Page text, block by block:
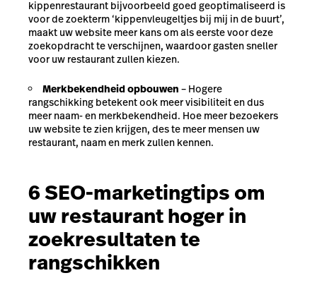
kippenrestaurant bijvoorbeeld goed geoptimaliseerd is
voor de zoekterm ‘kippenvleugeltjes bij mij in de buurt’,
maakt uw website meer kans om als eerste voor deze
zoekopdracht te verschijnen, waardoor gasten sneller
voor uw restaurant zullen kiezen.
Merkbekendheid opbouwen – Hogere
rangschikking betekent ook meer visibiliteit en dus
meer naam- en merkbekendheid. Hoe meer bezoekers
uw website te zien krijgen, des te meer mensen uw
restaurant, naam en merk zullen kennen.
6 SEO-marketingtips om
uw restaurant hoger in
zoekresultaten te
rangschikken